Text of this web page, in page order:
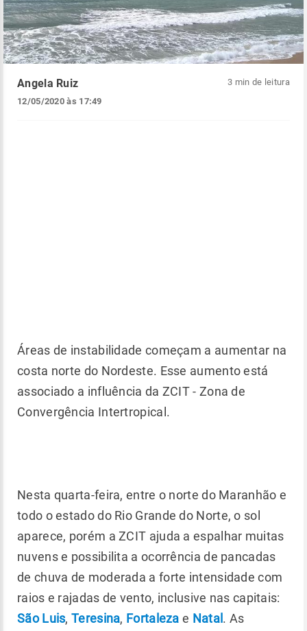
Angela Ruiz
12/05/2020 às 17:49
3 min de leitura
Áreas de instabilidade começam a aumentar na
costa norte do Nordeste. Esse aumento está
associado a influência da ZCIT - Zona de
Convergência Intertropical.
Nesta quarta-feira, entre o norte do Maranhão e
todo o estado do Rio Grande do Norte, o sol
aparece, porém a ZCIT ajuda a espalhar muitas
nuvens e possibilita a ocorrência de pancadas
de chuva de moderada a forte intensidade com
raios e rajadas de vento, inclusive nas capitais:
São Luis,Teresina, Fortaleza e Natal . As